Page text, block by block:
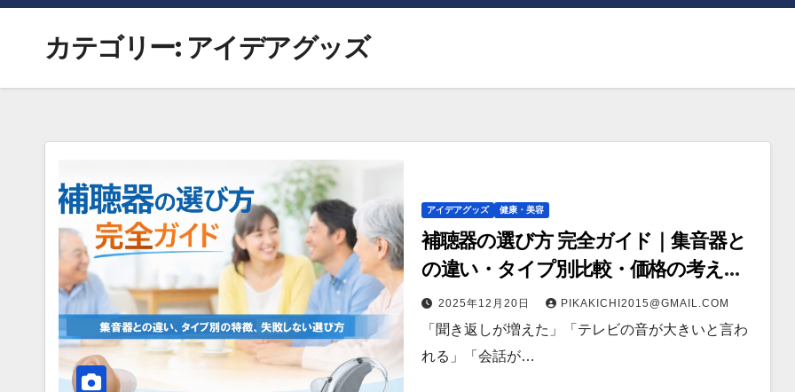
カテゴリー: アイデアグッズ
アイデアグッズ 健康・美容
補聴器の選び方 完全ガイド｜集音器と
の違い・タイプ別比較・価格の考え
方・失敗しないチェックリスト（高齢
者にも）
2025年12月20日 PIKAKICHI2015@GMAIL.COM
「聞き返しが増えた」「テレビの音が大きいと言わ
れる」「会話が…